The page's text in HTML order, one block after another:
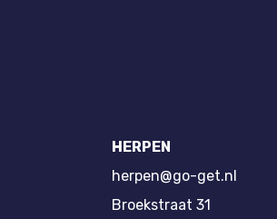
HERPEN
herpen@go-get.nl
Broekstraat 31